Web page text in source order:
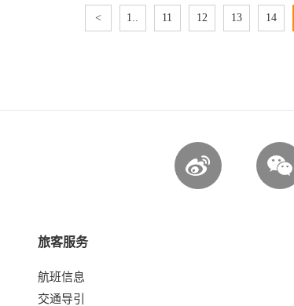
< 1.. 11 12 13 14
旅客服务
航班信息
交通导引